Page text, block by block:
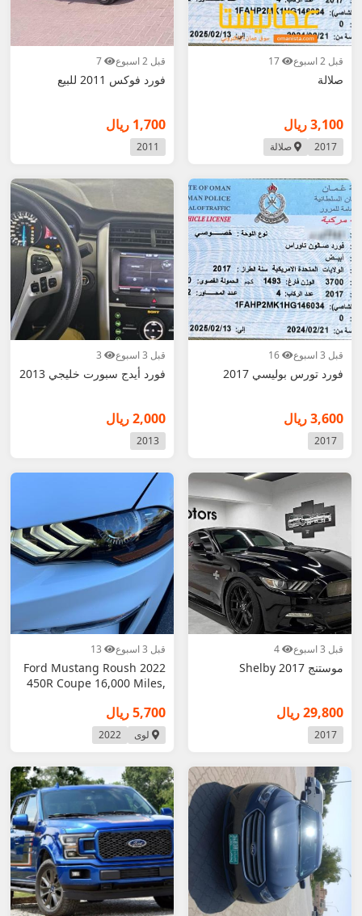
قبل 2 اسبوع
صلالة
3,100 ريال
2017 صلالة
قبل 2 اسبوع
فورد فوكس 2011 للبيع
1,700 ريال
2011
قبل 3 اسبوع
فورد تورس بوليسي 2017
3,600 ريال
2017
قبل 3 اسبوع
فورد أيدج سبورت خليجي 2013
2,000 ريال
2013
قبل 3 اسبوع
موستنج 2017 Shelby
29,800 ريال
2017
قبل 3 اسبوع
2022 Ford Mustang Roush
450R Coupe 16,000 Miles,
5,700 ريال
لوى 2022